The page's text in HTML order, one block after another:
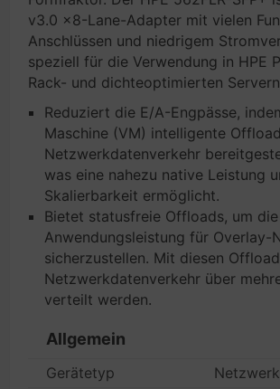
v3.0 x8-Lane-Adapter mit vielen
Anschlüssen und niedrigem
speziell für die Verwendung in HPE
Rack- und dichteoptimierten
Reduziert die E/A-Engpässe,
Maschine (VM) intelligente
Netzwerkdatenverkehr
was eine nahezu native Leistung
Skalierbarkeit ermöglicht.
Bietet statusfreie Offloads, um die
Anwendungsleistung für Overlay-
sicherzustellen. Mit diesen
Netzwerkdatenverkehr über
verteilt werden.
Allgemein
Gerätetyp